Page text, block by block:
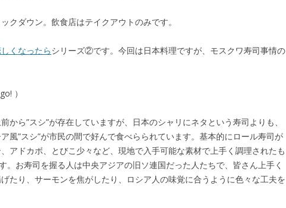
クダウン。飲食店はテイクアウトのみです。
くなったらシリーズ②です。今回は日本料理ですが、モスクワ寿司事情の
）
から”スシ”が存在していますが、日本のシャリにネタという寿司よりも、
風”スシ”が市民の間で好んで食べらられています。基本的にロール寿司が
アドカボ、とびこ少々など、現地で入手可能な素材で上手く調理されたも
。お寿司を握る人は中央アジアの旧ソ連国だった人たちで、皆さん上手く
たり、サーモンを焦がしたり、ロシア人の味覚に合うように色々な工夫を